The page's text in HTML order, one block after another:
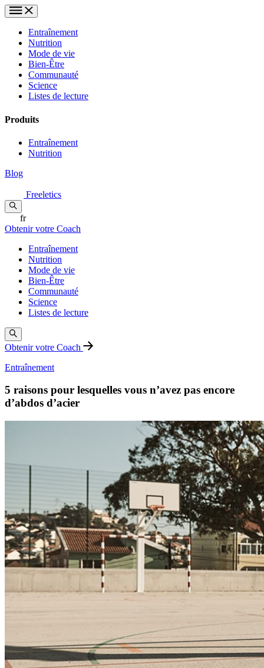
Entraînement
Nutrition
Mode de vie
Bien-Être
Communauté
Science
Listes de lecture
Produits
Entraînement
Nutrition
Blog
Freeletics
fr
Obtenir votre Coach
Entraînement
Nutrition
Mode de vie
Bien-Être
Communauté
Science
Listes de lecture
Obtenir votre Coach
Entraînement
5 raisons pour lesquelles vous n’avez pas encore
d’abdos d’acier